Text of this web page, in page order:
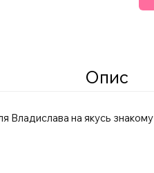
Опис
Владислава на якусь